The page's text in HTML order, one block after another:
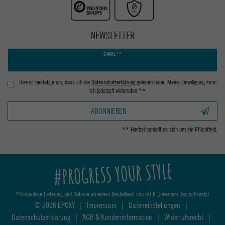
NEWSLETTER
E-MAIL **
Hiermit bestätige ich, dass ich die Daten­schutz­erklärunggelesen habe. Meine Einwilligung kann
ich jederzeit widerrufen.**
ABONNIEREN
** Hierbei handelt es sich um ein Pflichtfeld.
#PROGRESS YOUR STYLE
*Kostenlose Lieferung und Retoure ab einem Bestellwert von 50 € (innerhalb Deutschlands)
© 2026 EPOXY | Impressum | Dateneinstellungen |
Datenschutzerklärung | AGB & Kundeninformation | Widerrufsrecht |